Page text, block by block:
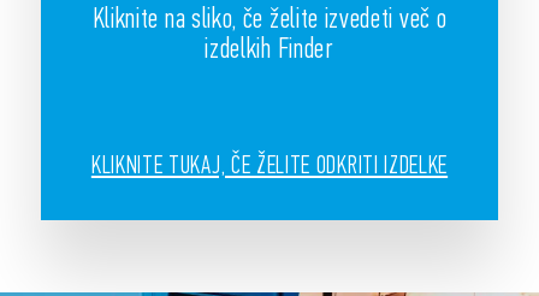
Kliknite na sliko, če želite izvedeti več o
izdelkih Finder
KLIKNITE TUKAJ, ČE ŽELITE ODKRITI IZDELKE